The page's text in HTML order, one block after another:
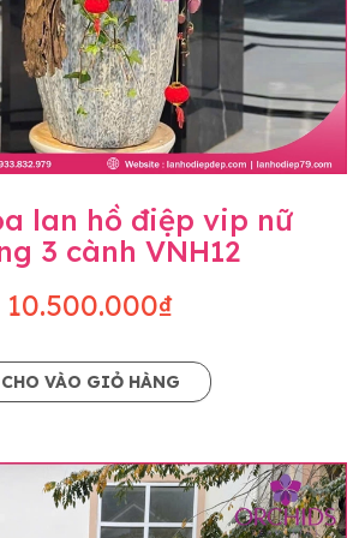
lan hồ điệp vip nữ
3 cành VNH12
10.500.000₫
CHO VÀO GIỎ HÀNG